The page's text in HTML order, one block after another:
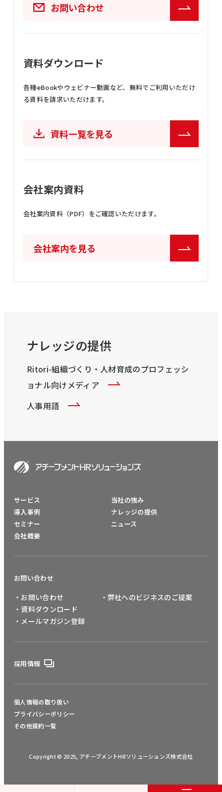
お問い合わせ
資料ダウンロード
各種eBookやウェビナー動画など、 無料でご利用いただけ
る資料を請求いただけます。
資料一覧を見る
会社案内資料
会社案内資料（PDF）をご確認いただけます。
会社案内を見る
ナレッジの提供
Ritori-組織づくり・人材育成のプロフェッシ
ョナル向けメディア
人事用語
サービス
導入事例
セミナー
会社概要
当社の強み
ナレッジの提供
ニュース
お問い合わせ
・お問い合わせ
・資料ダウンロード
・メールマガジン登録
・弊社へのビジネスのご提案
採用情報
個人情報の取り扱い
プライバシーポリシー
その他規約一覧
Copyright © 2025, アチーブメントHRソリューションズ株式会社